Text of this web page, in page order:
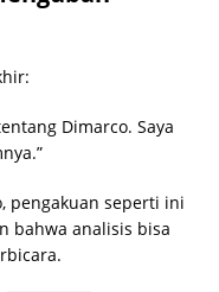
Dimarco. Saya
pengakuan seperti ini
bahwa analisis bisa